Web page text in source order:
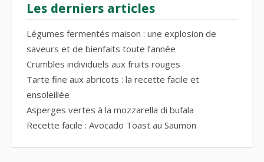
Les derniers articles
Légumes fermentés maison : une explosion de
saveurs et de bienfaits toute l’année
Crumbles individuels aux fruits rouges
Tarte fine aux abricots : la recette facile et
ensoleillée
Asperges vertes à la mozzarella di bufala
Recette facile : Avocado Toast au Saumon